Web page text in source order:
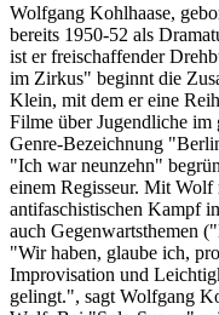
Wolfgang Kohlhaase,
bereits 1950-52 als
ist er freischaffender
im Zirkus" beginnt die
Klein, mit dem er eine
Filme über Jugendliche
Genre-Bezeichnung
"Ich war neunzehn"
einem Regisseur. Mit Wolf
antifaschistischen Kampf
auch Gegenwartsthemen
"Wir haben, glaube ich,
Improvisation und
gelingt.", sagt Wolfgang